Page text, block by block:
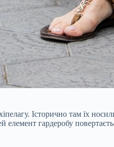
Історично там їх
гардеробу